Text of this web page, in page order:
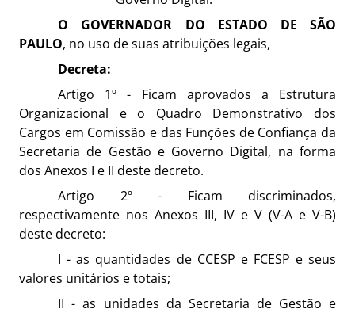
O GOVERNADOR DO ESTADO DE SÃO
PAULO, no uso de suas atribuições legais,
Decreta:
Artigo 1º - Ficam aprovados a Estrutura
Organizacional e o Quadro Demonstrativo dos
Cargos em Comissão e das Funções de Confiança da
Secretaria de Gestão e Governo Digital, na forma
dos Anexos I e II deste decreto.
Artigo 2º - Ficam discriminados,
respectivamente nos Anexos III, IV e V (V-A e V-B)
deste decreto:
I - as quantidades de CCESP e FCESP e seus
valores unitários e totais;
II - as unidades da Secretaria de Gestão e